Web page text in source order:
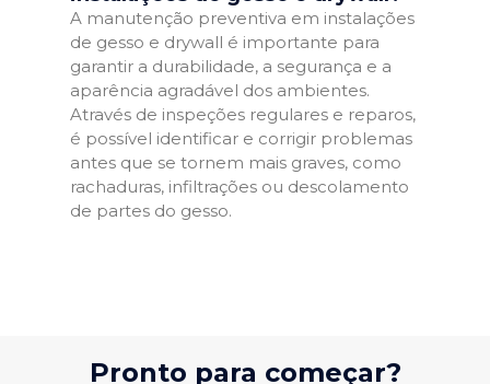
A manutenção preventiva em instalações
de gesso e drywall é importante para
garantir a durabilidade, a segurança e a
aparência agradável dos ambientes.
Através de inspeções regulares e reparos,
é possível identificar e corrigir problemas
antes que se tornem mais graves, como
rachaduras, infiltrações ou descolamento
de partes do gesso.
Pronto para começar?